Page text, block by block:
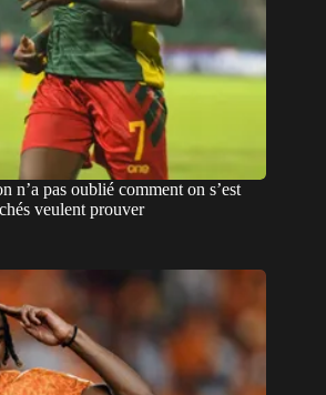
n’a pas oublié comment on s’est
veulent prouver